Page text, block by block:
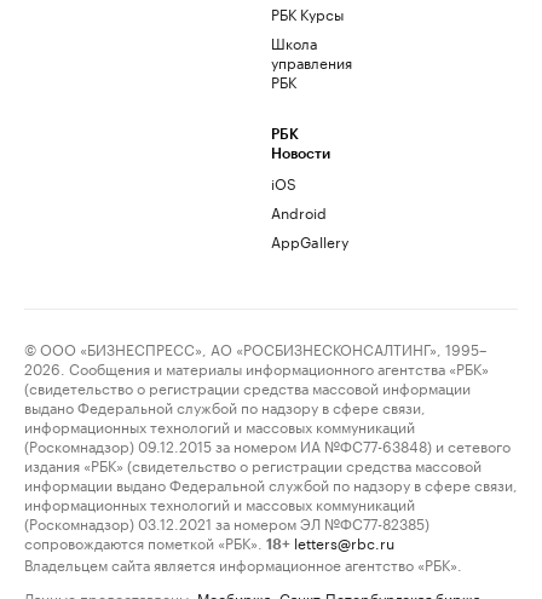
РБК Курсы
Школа
управления
РБК
РБК
Новости
iOS
Android
AppGallery
© ООО «БИЗНЕСПРЕСС», АО «РОСБИЗНЕСКОНСАЛТИНГ», 1995–
2026. Сообщения и материалы информационного агентства «РБК»
(свидетельство о регистрации средства массовой информации
выдано Федеральной службой по надзору в сфере связи,
информационных технологий и массовых коммуникаций
(Роскомнадзор) 09.12.2015 за номером ИА №ФС77-63848) и сетевого
издания «РБК» (свидетельство о регистрации средства массовой
информации выдано Федеральной службой по надзору в сфере связи,
информационных технологий и массовых коммуникаций
(Роскомнадзор) 03.12.2021 за номером ЭЛ №ФС77-82385)
сопровождаются пометкой «РБК».
18+ letters@rbc.ru
Владельцем сайта является информационное агентство «РБК».